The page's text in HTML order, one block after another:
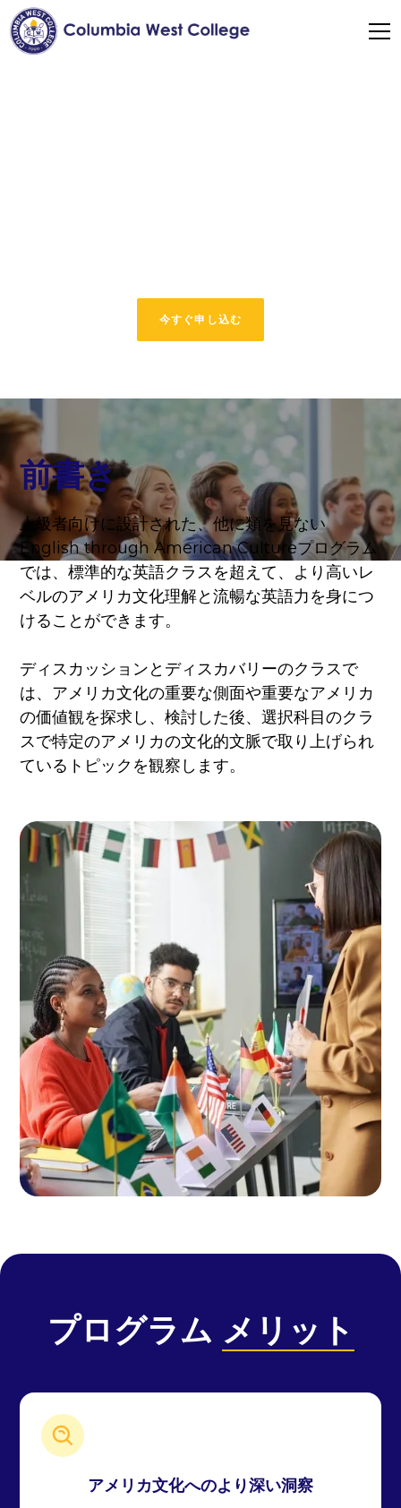
今すぐ申し込む
前書き
上級者向けに設計された、他に類を見ない
English through American Cultureプログラム
では、標準的な英語クラスを超えて、より高いレ
ベルのアメリカ文化理解と流暢な英語力を身につ
けることができます。
ディスカッションとディスカバリーのクラスで
は、アメリカ文化の重要な側面や重要なアメリカ
の価値観を探求し、検討した後、選択科目のクラ
スで特定のアメリカの文化的文脈で取り上げられ
ているトピックを観察します。
プログラム メリット
アメリカ文化へのより深い洞察